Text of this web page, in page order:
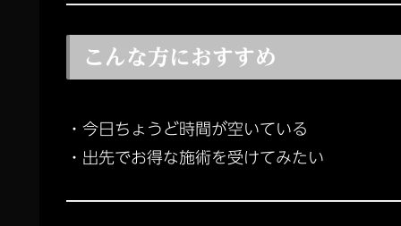
こんな方におすすめ
・今日ちょうど時間が空いている
・出先でお得な施術を受けてみたい